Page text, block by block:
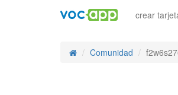
crear
Comunidad